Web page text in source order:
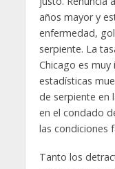
años mayor y
enfermedad,
serpiente. La
Chicago es muy
estadísticas
de serpiente en
en el condado
las condiciones
Tanto los